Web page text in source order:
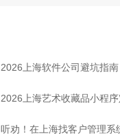
2026上海软件公司避坑指
2026上海艺术收藏品小程
听劝！在上海找客户管理